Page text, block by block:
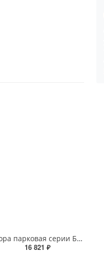
Опора парковая серии БОЛ
16 821 ₽